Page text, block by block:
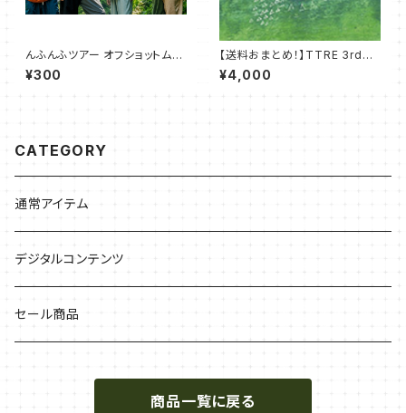
んふんふツアー オフショットムー
ビー 02
¥300
【送料おまとめ！】TTRE 3rdア
ルバム「ブラーリ」&ブラーリブッ
クセット
¥4,000
CATEGORY
通常アイテム
デジタルコンテンツ
セール商品
商品一覧に戻る